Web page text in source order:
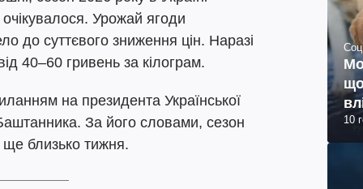
Урожай ягоди
до суттєвого зниження цін. Наразі
40–60 гривень за кілограм.
на президента Української
За його словами, сезон
ще близько тижня.
10